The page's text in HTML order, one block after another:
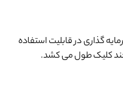
گذاری در قابلیت استفاده
کلیک طول می کشد.